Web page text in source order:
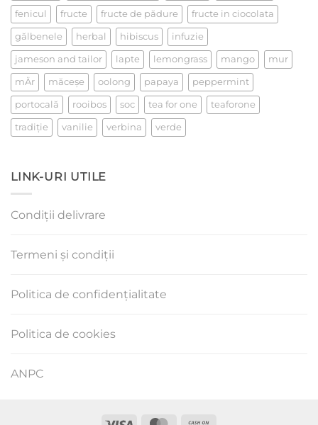
fenicul fructe fructe de pădure fructe in ciocolata
gălbenele herbal hibiscus infuzie
jameson and tailor lapte lemongrass mango mur
mÄr măceşe oolong papaya peppermint
portocală rooibos soc tea for one teaforone
tradiţie vanilie verbina verde
LINK-URI UTILE
Condiții delivrare
Termeni și condiții
Politica de confidențialitate
Politica de cookies
ANPC